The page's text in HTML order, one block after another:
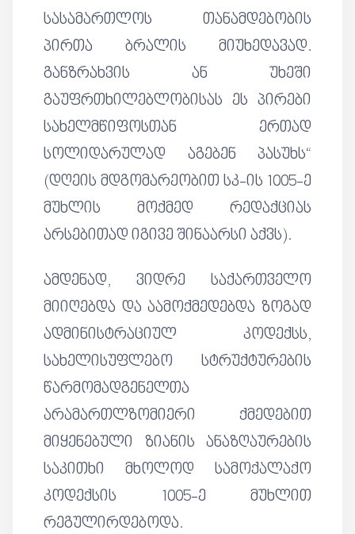
სასამართლოს თანამდებობის
პირთა ბრალის მიუხედავად.
განზრახვის ან უხეში
გაუფრთხილებლობისას ეს პირები
სახელმწიფოსთან ერთად
სოლიდარულად აგებენ პასუხს“
(დღეის მდგომარეობით სკ-ის 1005-ე
მუხლის მოქმედ რედაქციას
არსებითად იგივე შინაარსი აქვს).
ამდენად, ვიდრე საქართველო
მიიღებდა და აამოქმედებდა ზოგად
ადმინისტრაციულ კოდექსს,
სახელისუფლებო სტრუქტურების
წარმომადგენელთა
არამართლზომიერი ქმედებით
მიყენებული ზიანის ანაზღაურების
საკითხი მხოლოდ სამოქალაქო
კოდექსის 1005-ე მუხლით
რეგულირდებოდა.